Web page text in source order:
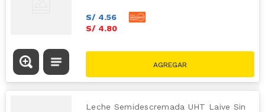
S/ 4.56
S/ 4.80
Leche Semidescremada UHT Laive Sin